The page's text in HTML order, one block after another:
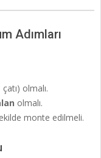
Adımları
olmalı.
olmalı.
monte edilmeli.